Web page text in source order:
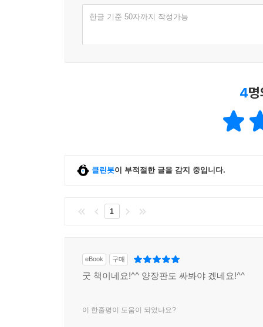
7.2.2 동사-소사 구조의 특성
7.2.3 동사-소사 구조의 구별
8.2 절의 종류
8.3 절의 구조의 특성
8.3.2 보이지 않는 주어
한글 기준 50자까지 작성가능
4
클린봇이 부적절한 글을 감지 중입니다.
1
eBook 구매
굿 책이네요!^^ 양장판도 싸봐야 겠네요!^^
이 한줄평이 도움이 되었나요?